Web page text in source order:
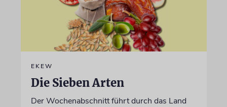
EKEW
Die Sieben Arten
Der Wochenabschnitt führt durch das Land